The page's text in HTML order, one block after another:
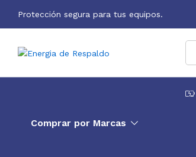
Protección segura para tus equipos.
Comprar por Marcas